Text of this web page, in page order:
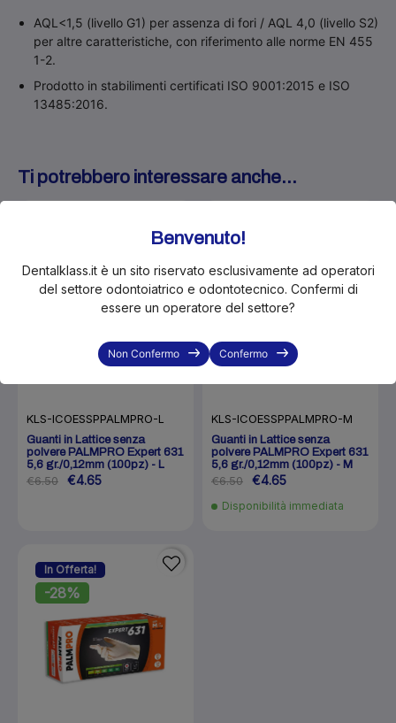
AQL<1,5 (livello G1) per assenza di fori / AQL 4,0 (livello S2)
per altre caratteristiche, con riferimento alle norme EN 455
1-2.
Prodotto in stabilimenti certificati ISO 9001:2015 e ISO
13485:2016.
Ti potrebbero interessare anche...
KLS-ICOESSPPALMPRO-L
Guanti in Lattice senza
polvere PALMPRO Expert 631
5,6 gr./0,12mm (100pz) - L
€6.50 €4.65
-28%
KLS-ICOESSPPALMPRO-M
Guanti in Lattice senza
polvere PALMPRO Expert 631
5,6 gr./0,12mm (100pz) - M
€6.50 €4.65
Disponibilità immediata
In Offerta!
-28%
Benvenuto!
Dentalklass.it è un sito riservato esclusivamente ad operatori
del settore odontoiatrico e odontotecnico. Confermi di
essere un operatore del settore?
Non Confermo Confermo